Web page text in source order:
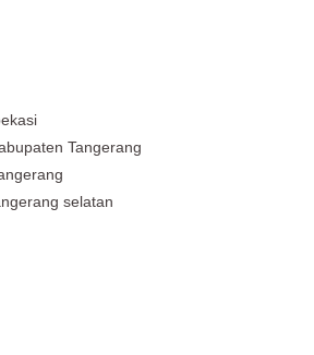
Tangerang
selatan